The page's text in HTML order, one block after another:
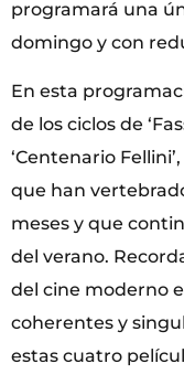
programará una
domingo y con
En esta
de los ciclos de
‘Centenario
que han
meses y que
del verano.
del cine moderno
coherentes y
estas cuatro